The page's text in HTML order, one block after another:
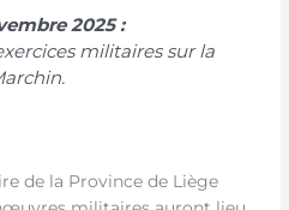
2025 :
militaires sur la
de la Province de Liège